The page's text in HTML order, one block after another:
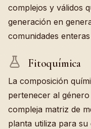
complejos y válidos
generación en
comunidades
Fitoquímica
La composición
pertenecer al
compleja matriz de
planta utiliza para